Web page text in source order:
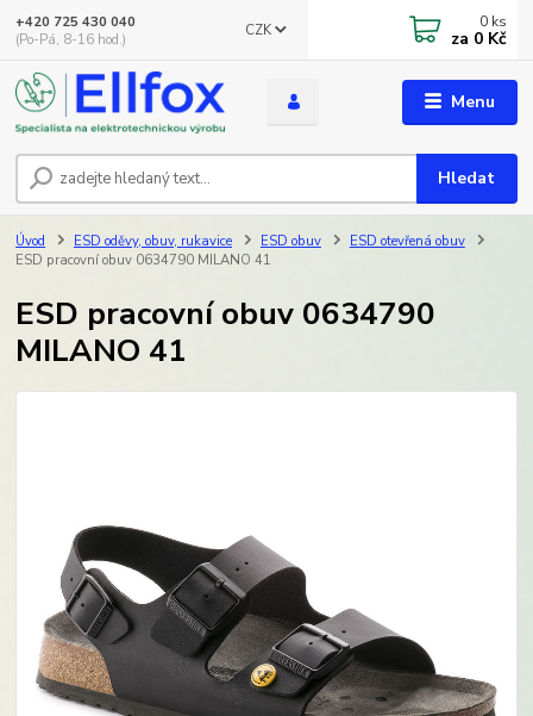
Menu
CZK
Hledat
+420 725 430 040
(Po-Pá, 8-16 hod.)
0 ks
za 0 Kč
Úvod ESD oděvy, obuv, rukavice ESD obuv
ESD otevřená obuv
ESD pracovní obuv 0634790 MILANO 41
ESD pracovní obuv 0634790
MILANO 41